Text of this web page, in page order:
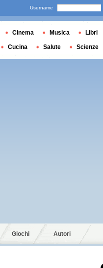
Giochi Autori
Username
Cinema Musica Libri
Cucina Salute Scienze